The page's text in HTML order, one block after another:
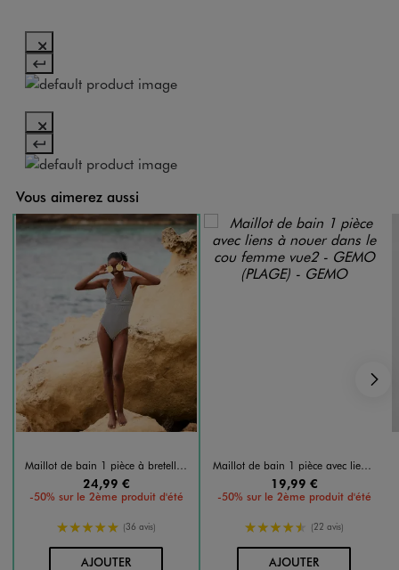
Vous aimerez aussi
Maillot de bain 1 pièce à bretelles multipositions femme - LuluCastagnette
24,99 €
-50% sur le 2ème produit d'été
5/5 de moyenne
(36 avis)
AJOUTERAU PANIER
Maillot de bain 1 pièce avec liens à nouer dans le cou femme
19,99 €
-50% sur le 2ème produit d'été
4.5/5 de moyenne
(22 avis)
AJOUTERAU PANIER